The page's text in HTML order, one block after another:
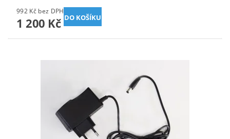
992 Kč bez DPH
1 200 Kč